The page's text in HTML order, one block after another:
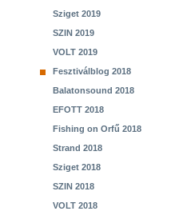
Sziget 2019
SZIN 2019
VOLT 2019
Fesztiválblog 2018
Balatonsound 2018
EFOTT 2018
Fishing on Orfű 2018
Strand 2018
Sziget 2018
SZIN 2018
VOLT 2018